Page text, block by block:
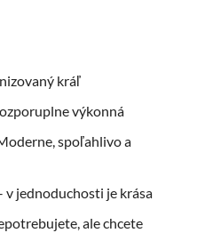
kráľ
výkonná
spoľahlivo a
v jednoduchosti je krása
ale chcete